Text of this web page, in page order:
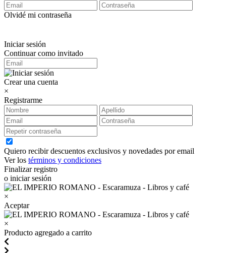
Olvidé mi contraseña
Iniciar sesión
Continuar como invitado
Crear una cuenta
×
Registrarme
Quiero recibir descuentos exclusivos y novedades por email
Ver los términos y condiciones
Finalizar registro
o iniciar sesión
×
Aceptar
×
Producto agregado a carrito